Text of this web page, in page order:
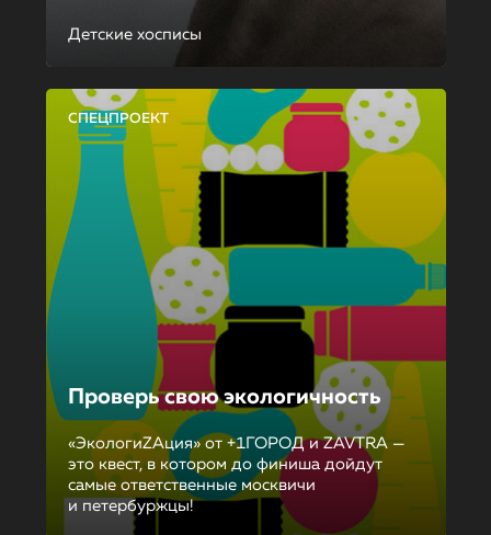
Детские хосписы
СПЕЦПРОЕКТ
Проверь свою экологичность
«ЭкологиZAция» от +1ГОРОД и ZAVTRA —
это квест, в котором до финиша дойдут
самые ответственные москвичи
и петербуржцы!